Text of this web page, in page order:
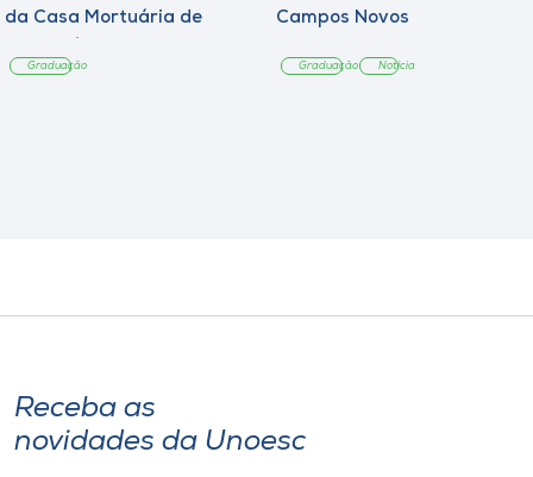
da Casa Mortuária de
Graduação
Campos Novos
Graduação Notícia
Receba as
novidades da Unoesc